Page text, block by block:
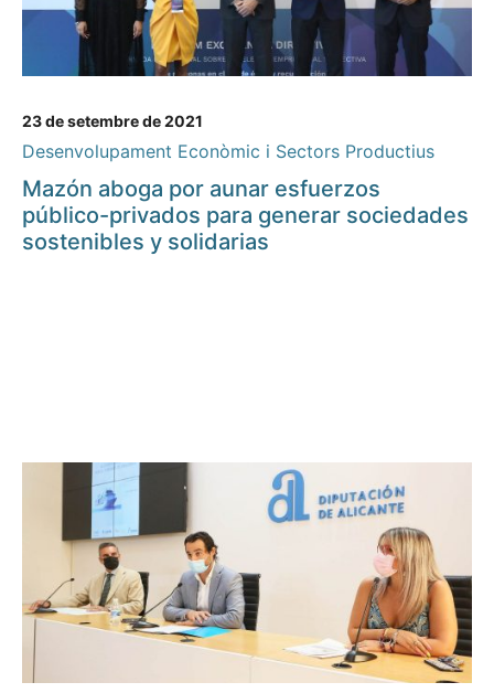
23 de setembre de 2021
Desenvolupament Econòmic i Sectors Productius
Mazón aboga por aunar esfuerzos
público-privados para generar sociedades
sostenibles y solidarias